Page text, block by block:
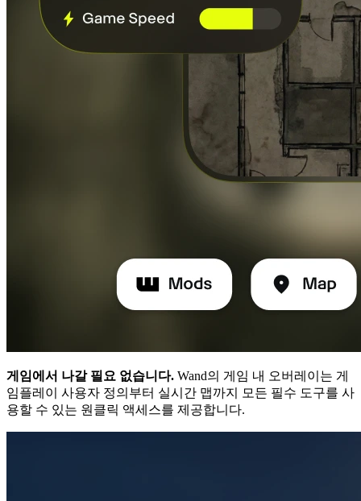
게임에서 나갈 필요 없습니다. Wand의 게임 내 오버레이는 게
임플레이 사용자 정의부터 실시간 맵까지 모든 필수 도구를 사
용할 수 있는 원클릭 액세스를 제공합니다.